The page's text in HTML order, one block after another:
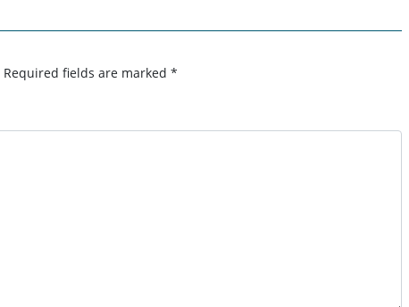
Required fields are marked *